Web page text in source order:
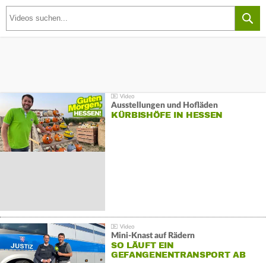
Ausstellungen und Hofläden
KÜRBISHÖFE IN HESSEN
Mini-Knast auf Rädern
SO LÄUFT EIN
GEFANGENENTRANSPORT AB